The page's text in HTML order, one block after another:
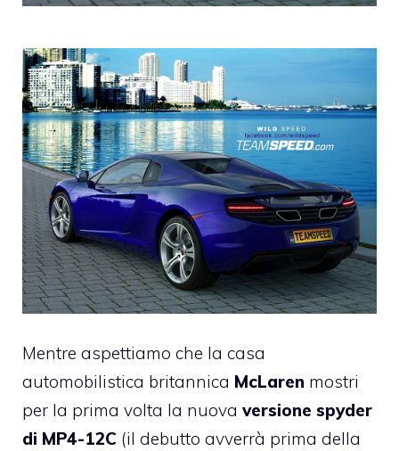
Mentre aspettiamo che la casa
automobilistica britannica McLaren mostri
per la prima volta la nuova versione spyder
di MP4-12C (il debutto avverrà prima della